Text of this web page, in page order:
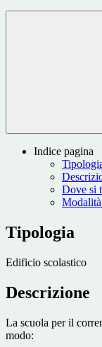
Indice pagina
Dove si
Tipologia
Edificio scolastico
Descrizione
La scuola per il
modo: